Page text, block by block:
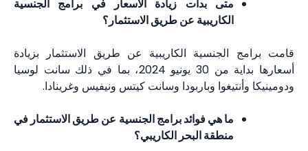
متى بدأت زيادة الأسعار في برامج الجنسية
الكاريبية عن طريق الاستثمار؟
الكاريبية عن طريق الاستثمار بزيادة
أسعارها بداية من 30 يونيو 2024، بما في ذلك سانت لوسيا
وباربودا وسانت كيتس ونيفيس وغرينادا.
ما هي فوائد برامج الجنسية عن طريق الاستثمار في
منطقة البحر الكاريبي؟